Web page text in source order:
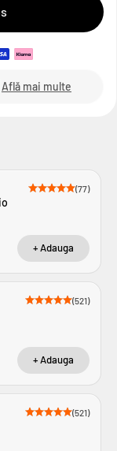
Află mai multe
(77)
+ Adauga
(521)
+ Adauga
(521)